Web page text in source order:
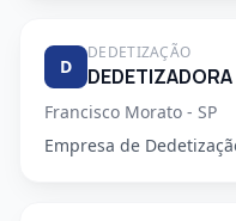
D
DEDETIZAÇÃO
Francisco Morato - SP
Empresa de